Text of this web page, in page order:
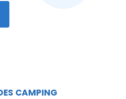
CAMPING